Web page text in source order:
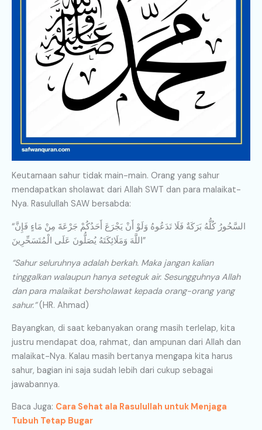
Keutamaan sahur tidak main-main. Orang yang sahur
mendapatkan sholawat dari Allah SWT dan para malaikat-
Nya. Rasulullah SAW bersabda:
“السَّحُورُ كُلُّهُ بَرَكَةٌ فَلَا تَدَعُوهُ وَلَوْ أَنْ يَجْرَعَ أَحَدُكُمْ جَرْعَةَ مِنْ مَاءٍ فَإِنَّ
اللَّهَ وَمَلَائِكَتَهُ يُصَلُّونَ عَلَى الْمُتَسَحِّرِينَ”
“Sahur seluruhnya adalah berkah. Maka jangan kalian
tinggalkan walaupun hanya seteguk air. Sesungguhnya Allah
dan para malaikat bersholawat kepada orang-orang yang
sahur.”(HR. Ahmad)
Bayangkan, di saat kebanyakan orang masih terlelap, kita
justru mendapat doa, rahmat, dan ampunan dari Allah dan
malaikat-Nya. Kalau masih bertanya mengapa kita harus
sahur, bagian ini saja sudah lebih dari cukup sebagai
jawabannya.
Baca Juga: Cara Sehat ala Rasulullah untuk Menjaga
Tubuh Tetap Bugar